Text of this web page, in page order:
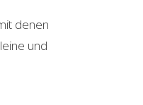
denen
und